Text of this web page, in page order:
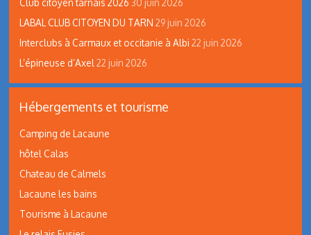
Club citoyen tarnais 2026 30 juin 2026
LABAL CLUB CITOYEN DU TARN 29 juin 2026
Interclubs à Carmaux et occitanie à Albi 22 juin 2026
L’épineuse d’Axel 22 juin 2026
Hébergements et tourisme
Camping de Lacaune
hôtel Calas
Chateau de Calmels
Lacaune les bains
Tourisme à Lacaune